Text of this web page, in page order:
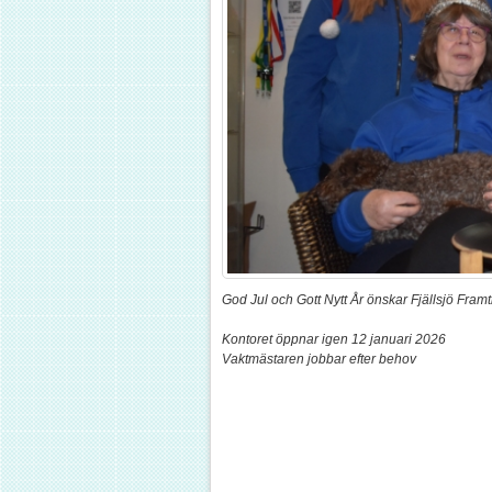
God Jul och Gott Nytt År önskar Fjällsjö
Kontoret öppnar igen 12 januari 2026
Vaktmästaren jobbar efter behov